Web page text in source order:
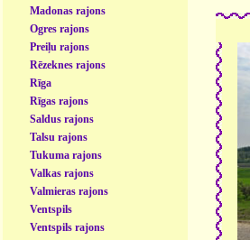
Madonas rajons
Ogres rajons
Preiļu rajons
Rēzeknes rajons
Rīga
Rīgas rajons
Saldus rajons
Talsu rajons
Tukuma rajons
Valkas rajons
Valmieras rajons
Ventspils
Ventspils rajons